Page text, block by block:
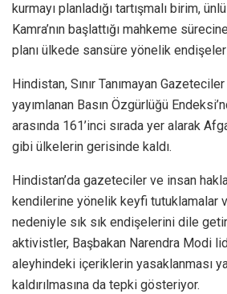
kurmayı planladığı tartışmalı birim,
Kamra’nın başlattığı mahkeme
planı ülkede sansüre yönelik endişeleri
Hindistan, Sınır Tanımayan
yayımlanan Basın Özgürlüğü
arasında 161’inci sırada yer alarak
gibi ülkelerin gerisinde kaldı.
Hindistan’da gazeteciler ve insan
kendilerine yönelik keyfi tutuklamalar
nedeniyle sık sık endişelerini dile
aktivistler, Başbakan Narendra Modi
aleyhindeki içeriklerin yasaklanması
kaldırılmasına da tepki gösteriyor.